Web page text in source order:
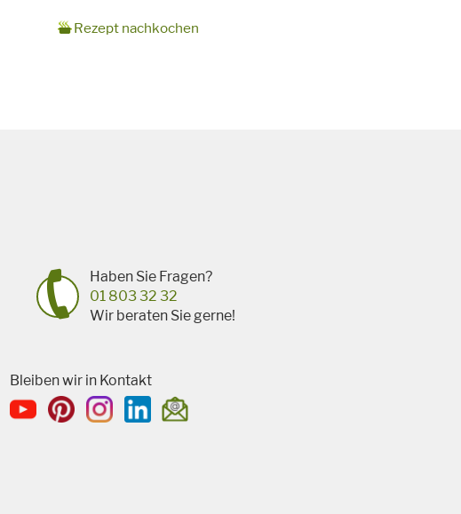
für
Schlagworte
Süßspeise,vegetarisch
Rezept nachkochen
Haben Sie Fragen?
01 803 32 32
Wir beraten Sie gerne!
Bleiben wir in Kontakt